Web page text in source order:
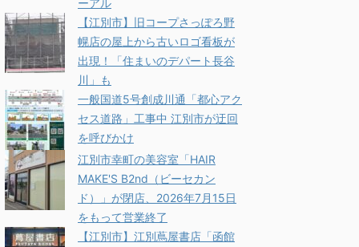
【江別市】旧コープさっぽろ野
幌店の屋上から古いロゴ看板が
出現！「住まいのデパート長谷
川」も
一般国道5号創成川通「都心アク
セス道路」工事中 江別市が迂回
を呼びかけ
江別市幸町の美容室「HAIR
MAKE'S B2nd（ビーセカン
ド）」が閉店、2026年7月15日
をもって営業終了
【江別市】江別蔦屋書店「函館